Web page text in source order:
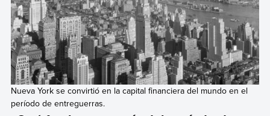
Nueva York se convirtió en la capital financiera del mundo en el
período de entreguerras.